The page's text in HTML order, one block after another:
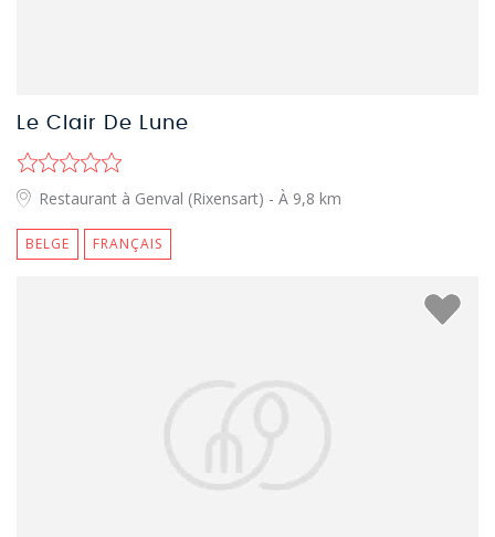
Le Clair De Lune
Restaurant à Genval (Rixensart) - À 9,8 km
BELGE FRANÇAIS